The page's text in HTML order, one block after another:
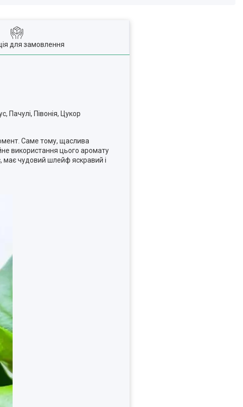
для замовлення
Пачулі, Півонія, Цукор
Саме тому, щаслива
використання цього аромату
має чудовий шлейф яскравий і